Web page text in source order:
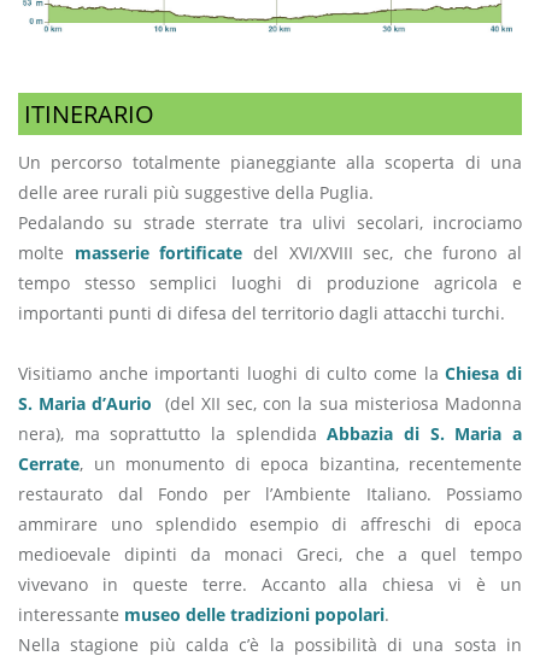
ITINERARIO
Un percorso totalmente pianeggiante alla scoperta di una
delle aree rurali più suggestive della Puglia.
Pedalando su strade sterrate tra ulivi secolari, incrociamo
molte masserie fortificate del XVI/XVIII sec, che furono al
tempo stesso semplici luoghi di produzione agricola e
importanti punti di difesa del territorio dagli attacchi turchi.
Visitiamo anche importanti luoghi di culto come laChiesa di
S. Maria d’Aurio (del XII sec, con la sua misteriosa Madonna
nera), ma soprattutto la splendidaAbbazia di S. Maria a
Cerrate, un monumento di epoca bizantina, recentemente
restaurato dal Fondo per l’Ambiente Italiano. Possiamo
ammirare uno splendido esempio di affreschi di epoca
medioevale dipinti da monaci Greci, che a quel tempo
vivevano in queste terre. Accanto alla chiesa vi è un
interessante museo delle tradizioni popolari.
Nella stagione più calda c’è la possibilità di una sosta in